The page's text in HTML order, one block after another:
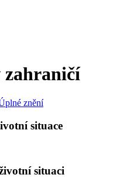
zahraničí
znění
situace
situaci